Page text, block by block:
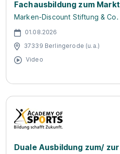
Fachausbildung zum
Marken-Discount Stiftung & Co.
01.08.2026
37339 Berlingerode (u.a.)
Video
Duale Ausbildung zum/